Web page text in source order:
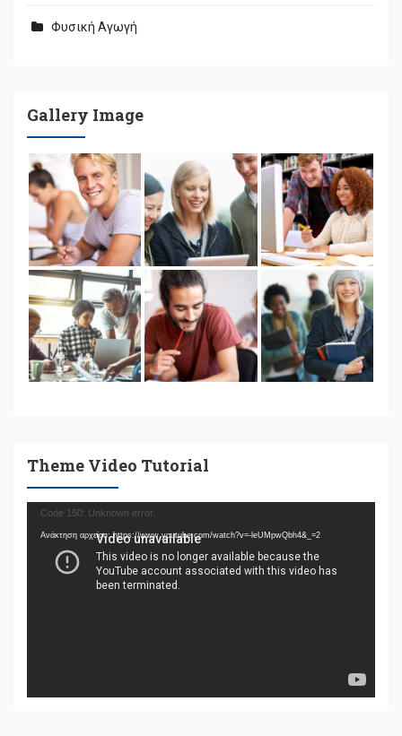
Φυσική Αγωγή
Gallery Image
Theme Video Tutorial
Πρόγραμμα
Αναπαραγωγής
Βίντεο
Code 150: Unknown error.
Ανάκτηση αρχείου: https://www.youtube.com/watch?v=-leUMpwQbh4&_=2